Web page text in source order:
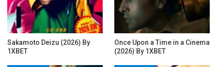
Sakamoto Deizu (2026) By
1XBET
Once Upon a Time in a Cinema
(2026) By 1XBET